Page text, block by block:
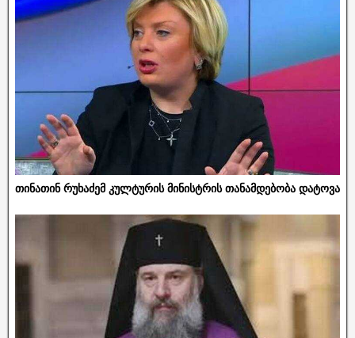
თინათინ რუხაძემ კულტურის მინისტრის თანამდებობა დატოვა